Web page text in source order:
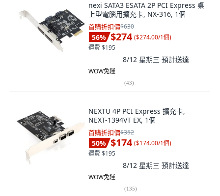
nexi SATA3 ESATA 2P PCI Express 桌
上型電腦用擴充卡, NX-316, 1個
首購折扣價$630
56% $274 ($274.00/1個)
運費 $195
8/12 星期三 預計送達
WOW免運
(43)
NEXTU 4P PCI Express 擴充卡,
NEXT-1394VT EX, 1個
首購折扣價$352
50% $174 ($174.00/1個)
運費 $195
8/12 星期三 預計送達
WOW免運
(135)